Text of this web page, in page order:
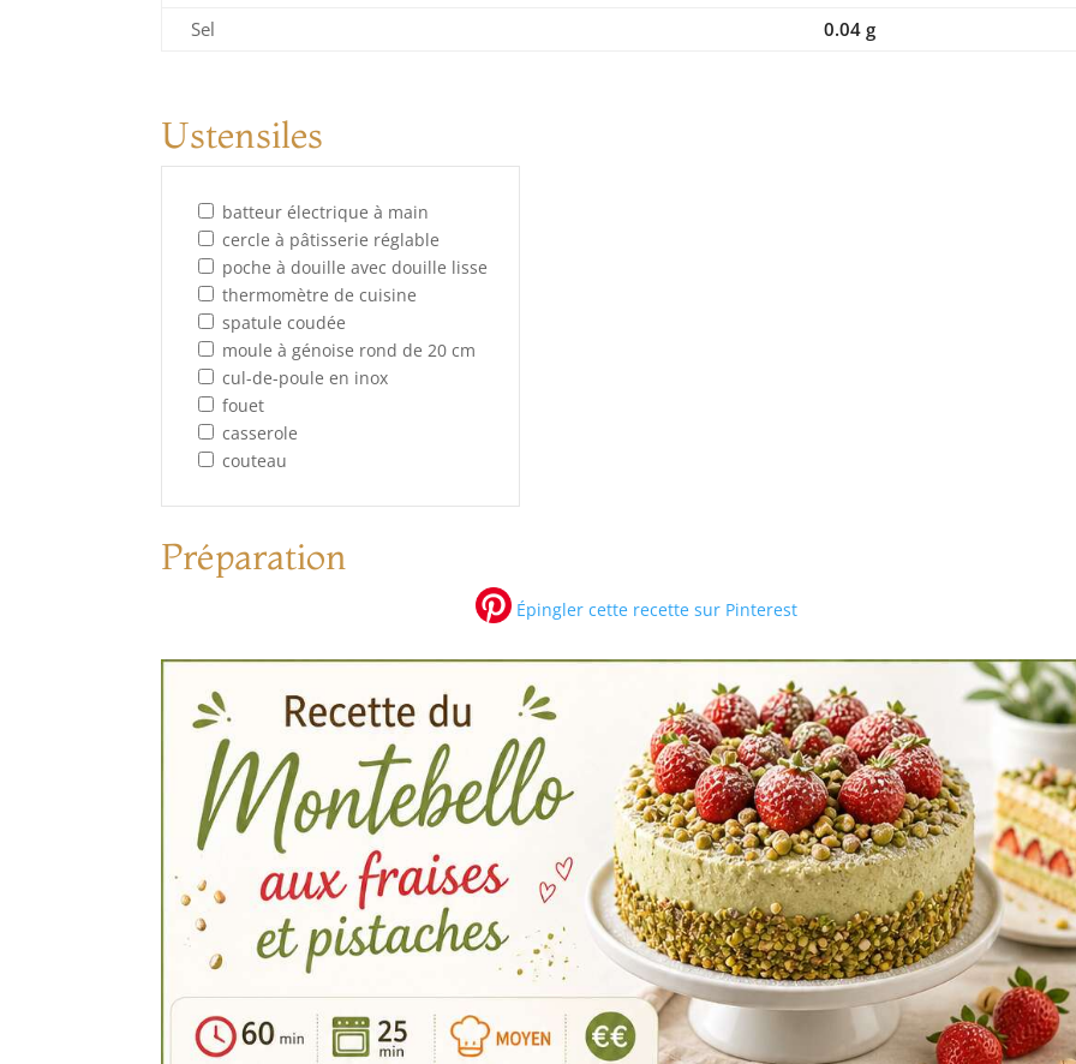
Sel
0.04 g
Ustensiles
batteur électrique à main
cercle à pâtisserie réglable
poche à douille avec douille lisse
thermomètre de cuisine
spatule coudée
moule à génoise rond de 20 cm
cul-de-poule en inox
fouet
casserole
couteau
Préparation
Épingler cette recette sur Pinterest